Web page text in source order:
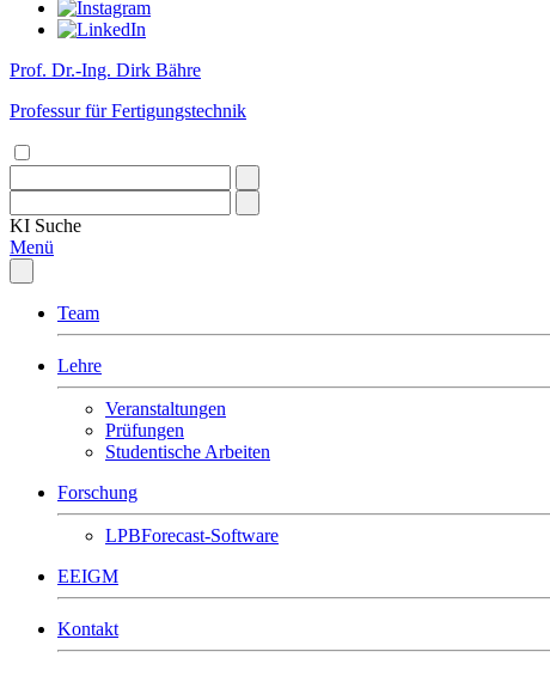
Prof. Dr.-Ing. Dirk Bähre
Professur für Fertigungstechnik
KI Suche
Menü
Team
Lehre
Veranstaltungen
Prüfungen
Studentische Arbeiten
Forschung
LPBForecast-Software
EEIGM
Kontakt